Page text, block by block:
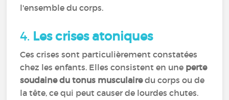
l'ensemble du corps.
4. Les crises atoniques
Ces crises sont particulièrement constatées
chez les enfants. Elles consistent en une perte
soudaine du tonus musculairedu corps ou de
la tête, ce qui peut causer de lourdes chutes.